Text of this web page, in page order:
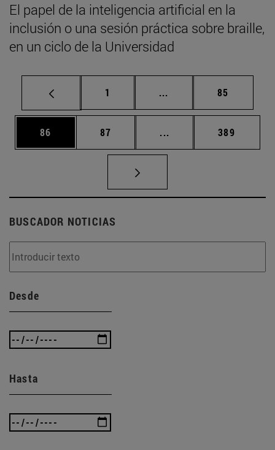
El papel de la inteligencia artificial en la
inclusión o una sesión práctica sobre braille,
en un ciclo de la Universidad
Página
1 ... Páginas intermedias
Página
85
Página
86 Página
87 ... Páginas intermedias
Página
389
BUSCADOR NOTICIAS
Desde
Hasta